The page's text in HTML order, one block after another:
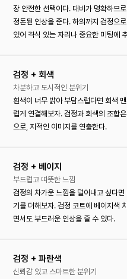
장 안전한 선택이다. 대비가 명확하므
정돈된 인상을 준다. 하의까지 검정으
있어 격식 있는 자리나 중요한 미팅에
검정 + 회색
차분하고 도시적인 분위기
흰색이 너무 밝아 부담스럽다면 회색
럽게 연결해보자. 검정과 회색의 조합
으로, 지적인 이미지를 연출한다.
검정 + 베이지
부드럽고 따뜻한 느낌
검정의 차가운 느낌을 덜어내고 싶다
기를 더해보자. 검정 코트에 베이지색
면서도 부드러운 인상을 줄 수 있다.
검정 + 파란색
신뢰감 있고 스마트한 분위기